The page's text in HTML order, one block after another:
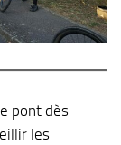
pont dès
les